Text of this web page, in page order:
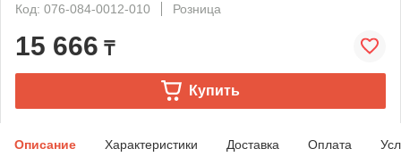
Код: 076-084-0012-010
Розница
15 666 ₸
Купить
Описание Характеристики Доставка Оплата